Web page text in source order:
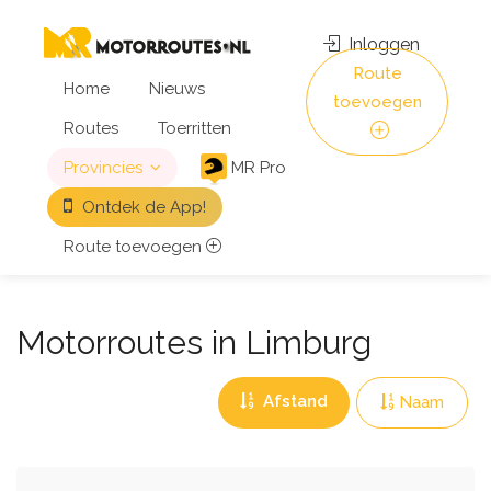
Home
Nieuws
Routes
Toerritten
Provincies
MR Pro
Ontdek de App!
Route toevoegen
Inloggen
Route
toevoegen
Motorroutes in Limburg
Afstand Naam